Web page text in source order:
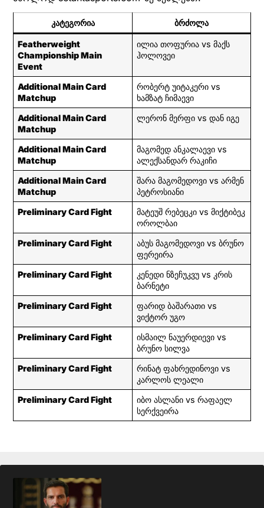
კატეგორია ბრძოლა
Featherweight
Championship Main
Event
ილია თოფურია vs მაქს
ჰოლოვეი
Additional Main Card
Matchup
რობერტ უიტაკერი vs
ხამზატ ჩიმაევი
Additional Main Card
Matchup
ლერონ მერფი vs დან იგე
Additional Main Card
Matchup
მაგომედ ანკალაევი vs
ალექსანდარ რაკიჩი
Additional Main Card
Matchup
შარა მაგომედოვი vs არმენ
პეტროსიანი
Preliminary Card Fight
მატეუშ რებეცკი vs მიქტიბეკ
ოროლბაი
Preliminary Card Fight
აბუს მაგომედოვი vs ბრუნო
ფერეირა
Preliminary Card Fight
კენედი ნზეჩუკვუ vs კრის
ბარნეტი
Preliminary Card Fight
ფარიდ ბაშარათი vs
ვიქტორ უგო
Preliminary Card Fight
ისმაილ ნაუერდიევი vs
ბრუნო სილვა
Preliminary Card Fight
რინატ ფახრედინოვი vs
კარლოს ლეალი
Preliminary Card Fight
იბო ასლანი vs რაფაელ
სერქვეირა